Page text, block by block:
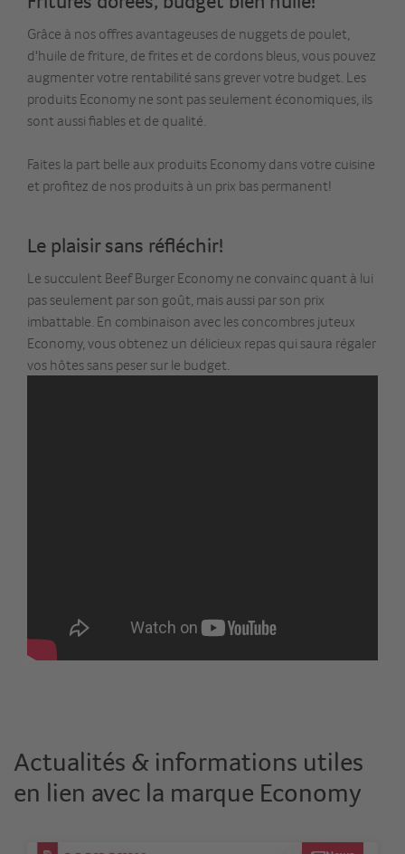
Grâce à nos offres avantageuses de nuggets de poulet,
d'huile de friture, de frites et de cordons bleus, vous pouvez
augmenter votre rentabilité sans grever votre budget. Les
produits Economy ne sont pas seulement économiques, ils
sont aussi fiables et de qualité.
Faites la part belle aux produits Economy dans votre cuisine
et profitez de nos produits à un prix bas permanent!
Le plaisir sans réfléchir!
Le succulent Beef Burger Economy ne convainc quant à lui
pas seulement par son goût, mais aussi par son prix
imbattable. En combinaison avec les concombres juteux
Economy, vous obtenez un délicieux repas qui saura régaler
vos hôtes sans peser sur le budget.
Actualités & informations utiles
en lien avec la marque Economy